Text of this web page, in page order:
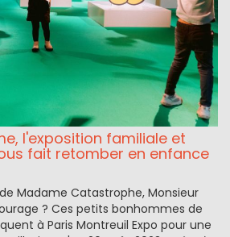
l'exposition familiale et
fait retomber en enfance
Madame Catastrophe, Monsieur
? Ces petits bonhommes de
à Paris Montreuil Expo pour une